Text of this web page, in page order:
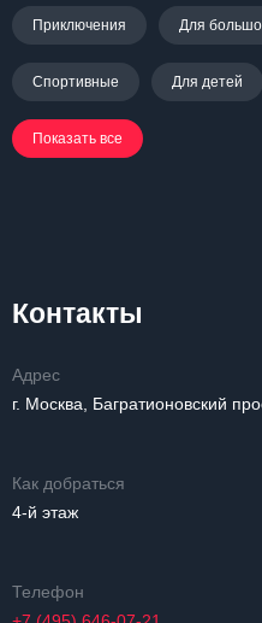
Приключения Для
Спортивные Для детей
Показать все
Контакты
Адрес
г. Москва, Багратионовский
Как добраться
4-й этаж
Телефон